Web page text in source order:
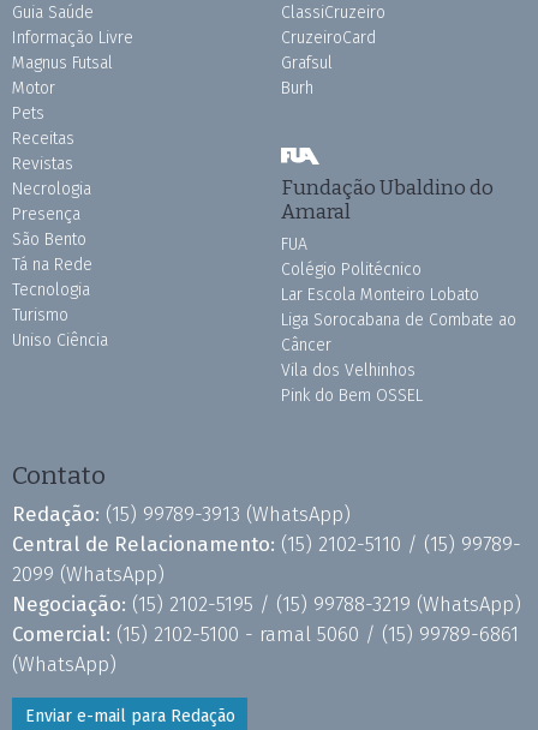
Guia Saúde
Informação Livre
Magnus Futsal
Motor
Pets
Receitas
Revistas
Necrologia
Presença
São Bento
Tá na Rede
Tecnologia
Turismo
Uniso Ciência
ClassiCruzeiro
CruzeiroCard
Grafsul
Burh
Fundação Ubaldino do
Amaral
FUA
Colégio Politécnico
Lar Escola Monteiro Lobato
Liga Sorocabana de Combate ao
Câncer
Vila dos Velhinhos
Pink do Bem OSSEL
Contato
Redação: (15) 99789-3913 (WhatsApp)
Central de Relacionamento: (15) 2102-5110 / (15) 99789-
2099 (WhatsApp)
Negociação: (15) 2102-5195 / (15) 99788-3219 (WhatsApp)
Comercial: (15) 2102-5100 - ramal 5060 / (15) 99789-6861
(WhatsApp)
Enviar e-mail para Redação